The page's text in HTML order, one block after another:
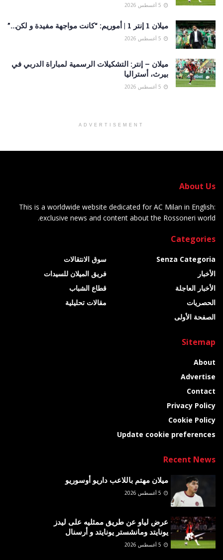
ميلان 1 إنتر 1 | أموريم: “كانت مواجهة مفيدة و لكن…”
ميلان – إنتر: التشكيلات الرسمية لمباراة الدربي في
بيرث، أستراليا
ADVERTISEMENT
About Us
This is a worldwide website dedicated for AC Milan in English:
exclusive news and content about the Rossoneri world.
Categories
Senza Categoria
الأخبار
الأخبار العاجلة
الحصريات
الصفحة الأولى
سوق الانتقالات
فريق الميلان للسيدات
قطاع الشباب
مقالات تحليلية
Sitemap
About
Advertise
Contact
Privacy Policy
Cookie Policy
Update cookie preferences
Recent News
ميلان مهتم باللاعب داريو أوسوريو
عرض لياو عن طريق ممثليه على ليدز
يونايتد ومانشستر يونايتد و أرسنال